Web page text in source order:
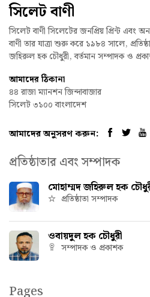
সিলেট বাণী
সিলেট বাণী সিলেটের জনপ্রিয় প্রিন্ট এবং
বাণী তার যাত্রা শুরু করে ১৯৮৪ সালে,
জহিরুল হক চৌধুরী, বর্তমান সম্পাদক ও
আমাদের ঠিকানা
৪৪ রাজা ম্যানশন জিন্দাবাজার
সিলেট ৩১০০ বাংলাদেশ
আমাদের অনুসরণ করুন:
প্রতিষ্ঠাতার এবং সম্পাদক
মোহাম্মদ জহিরুল হক
প্রতিষ্ঠাতা সম্পাদক
ওবায়দুল হক চৌধুরী
সম্পাদক ও প্রকাশক
Pages